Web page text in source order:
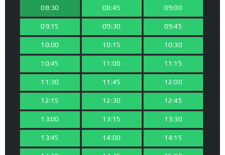
08:30 08:45 09:00
09:15 09:30 09:45
10:00 10:15 10:30
10:45 11:00 11:15
11:30 11:45 12:00
12:15 12:30 12:45
13:00 13:15 13:30
13:45 14:00 14:15